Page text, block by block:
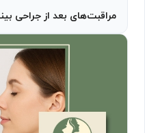
مراقبت‌های بعد از جراحی